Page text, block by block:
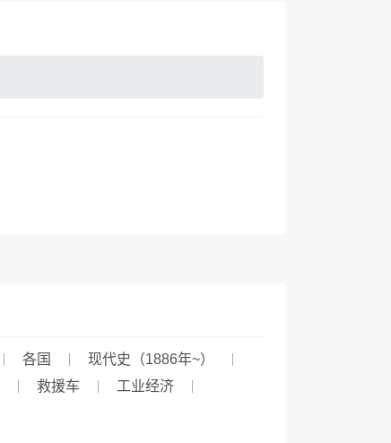
各国
现代史（1886年~）
救援车
工业经济